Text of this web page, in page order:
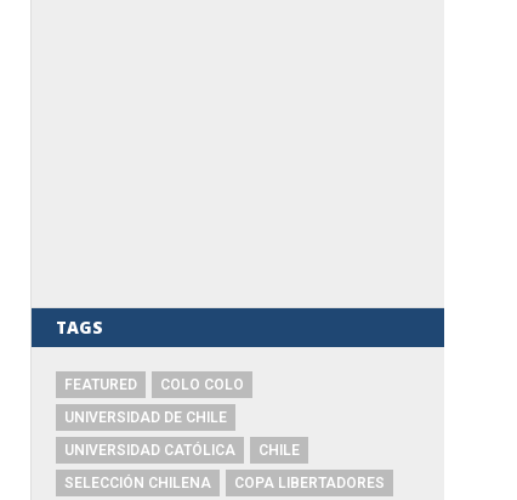
TAGS
FEATURED
COLO COLO
UNIVERSIDAD DE CHILE
UNIVERSIDAD CATÓLICA
CHILE
SELECCIÓN CHILENA
COPA LIBERTADORES